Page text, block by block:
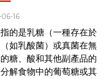
16
的是乳糖（一種存在於
如乳酸菌）或真菌在無
糖、酸和其他副產品的
解食物中的葡萄糖或其